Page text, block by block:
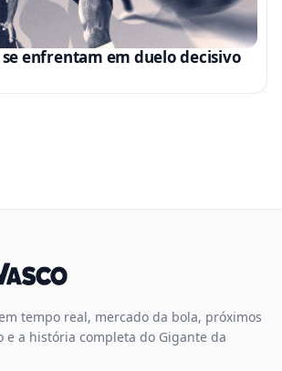
se enfrentam em duelo decisivo
tempo real, mercado da bola, próximos
e a história completa do Gigante da